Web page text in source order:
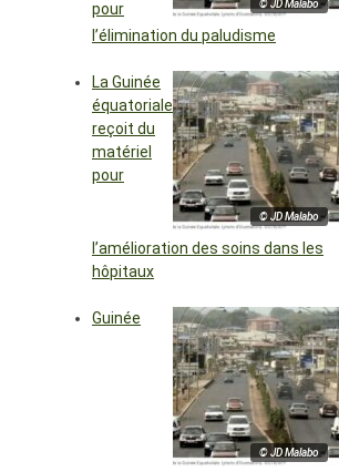
© JD Malabo
pour
l’élimination du paludisme
© JD Malabo
La Guinée
équatoriale
reçoit du
matériel
pour
l’amélioration des soins dans les
hôpitaux
© JD Malabo
Guinée